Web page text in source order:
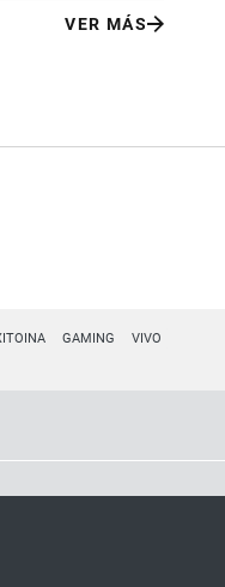
VER MÁS
GAMING VIVO